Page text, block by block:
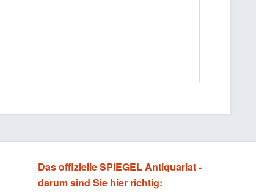
Das offizielle SPIEGEL Antiquariat -
darum sind Sie hier richtig: